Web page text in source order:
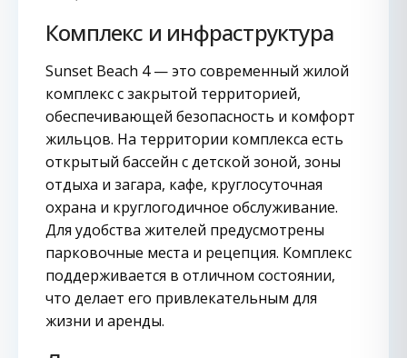
Комплекс и инфраструктура
Sunset Beach 4 — это современный жилой
комплекс с закрытой территорией,
обеспечивающей безопасность и комфорт
жильцов. На территории комплекса есть
открытый бассейн с детской зоной, зоны
отдыха и загара, кафе, круглосуточная
охрана и круглогодичное обслуживание.
Для удобства жителей предусмотрены
парковочные места и рецепция. Комплекс
поддерживается в отличном состоянии,
что делает его привлекательным для
жизни и аренды.